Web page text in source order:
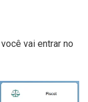
você vai entrar no